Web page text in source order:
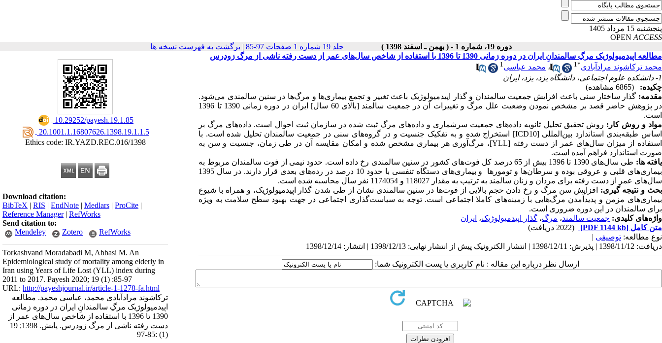
پنجشنبه 15 مرداد 1405
OPEN ACCESS
دوره 19، شماره 1 - ( بهمن ـ اسفند 1398 )
جلد 19 شماره 1 صفحات 97-85 | برگشت به فهرست نسخه ها
‎ 10.29252/payesh.19.1.85
‎ 20.1001.1.16807626.1398.19.1.1.5
Ethics code: IR.YAZD.REC.016/1398
Download citation:
BibTeX | RIS | EndNote | Medlars | ProCite |
Reference Manager| RefWorks
Send citation to:
Mendeley
Zotero RefWorks
Torkashvand Moradabadi M, Abbasi M. An
Epidemiological study of mortality among elderly in
Iran using Years of Life Lost (YLL) index during
2011 to 2017. Payesh 2020; 19 (1) :85-97
URL: http://payeshjournal.ir/article-1-1278-fa.html
ترکاشوند مرادآبادی محمد، عباسی محمد. مطالعه
اپیدمیولوژیک مرگِ سالمندانِ ایران در دوره زمانی
1390 تا 1396 با استفاده از شاخص سال‌های عمر از
دست رفته ناشی از مرگ زودرس. پایش. 1398; 19
(1) :85-97
مطالعه اپیدمیولوژیک مرگِ سالمندانِ ایران در دوره زمانی 1390 تا 1396 با استفاده از شاخص سال‌های عمر از دست رفته ناشی از مرگ زودرس
محمد ترکاشوند مرادآبادی*
1 ، محمد عباسی1
1- دانشکده علوم اجتماعی، دانشگاه یزد، یزد، ایران
چکیده:
(6865 مشاهده)
مقدمه: گذار ساختار سنی باعث افزایش جمعیت سالمندان و گذار اپیدمیولوژیک باعث تغییر و تجمع بیماری‌ها و مرگ‌ها در سنین سالمندی می‌شود.
در پژوهش حاضر قصد بر مشخص نمودن وضعیت علل مرگ و تغییرات آن در جمعیت سالمند [بالای 60 سال] ایران در دوره زمانی 1390 تا 1396
است.
مواد و روش کار: روش تحقیق تحلیل ثانویه داده‌های جمعیت سرشماری و داده‌های مرگ ثبت شده در سازمان ثبت احوال است. داده‌های مرگ بر
اساس طبقه‌بندی استاندارد بین‌المللی[
ICD10
] استخراج شده و به تفکیک جنسیت و در گروه‌های سنی در جمعیت سالمندان تحلیل شده است. با
استفاده از میزان سال‌های عمر از دست رفته [
YLL
]، مرگ‌آوری هر بیماری مشخص شده و امکان مقایسه آن در طی زمان، جنسیت و سن به
صورت استاندارد فراهم آمده است.
یافته ها:
طی سال‌های 1390 تا 1396 بیش از 65 درصد کل فوت‌های کشور در سنین سالمندی رخ داده است. حدود نیمی از فوت سالمندان مربوط به
بیماری‌های قلبی و عروقی بوده و سرطان‌ها و تومورها و بیماری‌های دستگاه تنفسی با حدود 10 درصد در رده‌های بعدی قرار دارند. در سال 1395
سال‌های عمر از دست رفته برای مردان و زنان سالمند به ترتیب به مقدار 118027 و 1174054 نفر سال محاسبه شده است.
بحث و نتیجه گیری:
افزایش سن مرگ و رخ دادن حجم بالایی از فوت‌ها در سنین سالمندی نشان از طی شدن گذار اپیدمیولوژیک، و همراه با شیوع
بیماری‌های مزمن و پدیدآمدن مرگ‌هایی با زمینه‌های کاملا اجتماعی است. توجه به سیاست‌گذاری اجتماعی در جهت بهبود سطح سلامت به ویژه
برای سالمندان در این دوره ضروری است.
واژه‌های کلیدی: جمعیت سالمند، مرگ، گذار اپیدمیولوژیک، ایران
متن کامل [PDF 1144 kb]
(2022 دریافت)
نوع مطالعه: توصیفی |
دریافت: 1398/11/12 | پذیرش: 1398/12/11 | انتشار الکترونیک پیش از انتشار نهایی: 1398/12/13 | انتشار: 1398/12/14
ارسال نظر درباره این مقاله : نام کاربری یا پست الکترونیک شما: